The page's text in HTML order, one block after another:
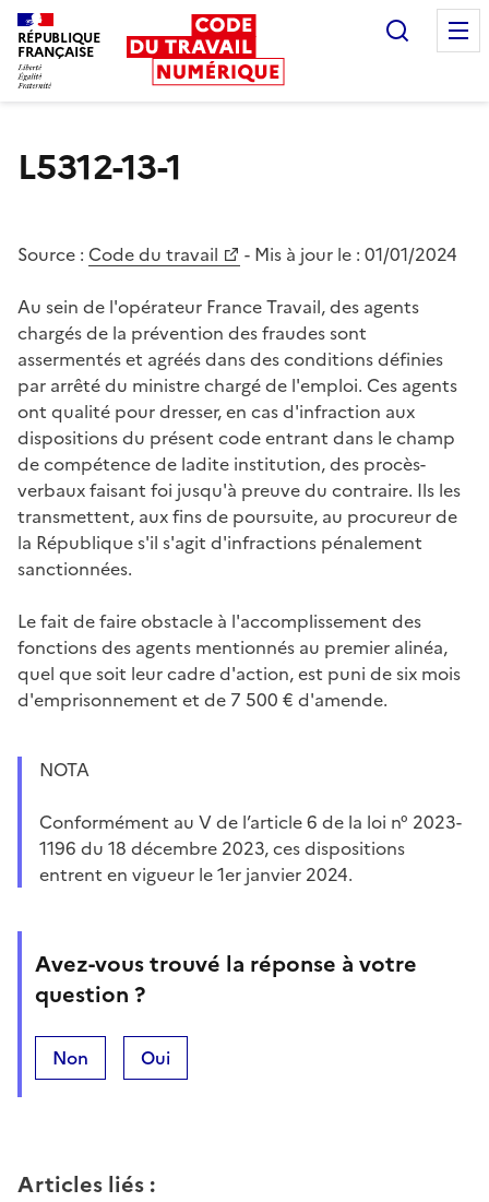
RÉPUBLIQUE
FRANÇAISE
L5312-13-1
Source : Code du travail - Mis à jour le : 01/01/2024
Au sein de l'opérateur France Travail, des agents
chargés de la prévention des fraudes sont
assermentés et agréés dans des conditions définies
par arrêté du ministre chargé de l'emploi. Ces agents
ont qualité pour dresser, en cas d'infraction aux
dispositions du présent code entrant dans le champ
de compétence de ladite institution, des procès-
verbaux faisant foi jusqu'à preuve du contraire. Ils les
transmettent, aux fins de poursuite, au procureur de
la République s'il s'agit d'infractions pénalement
sanctionnées.
Le fait de faire obstacle à l'accomplissement des
fonctions des agents mentionnés au premier alinéa,
quel que soit leur cadre d'action, est puni de six mois
d'emprisonnement et de 7 500 € d'amende.
NOTA
Conformément au V de l’article 6 de la loi n° 2023-
1196 du 18 décembre 2023, ces dispositions
entrent en vigueur le 1er janvier 2024.
Avez-vous trouvé la réponse à votre
question ?
Non Oui
Articles liés :